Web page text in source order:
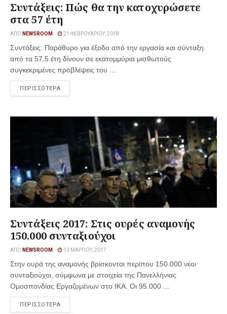
Συντάξεις: Πώς θα την κατοχυρώσετε
στα 57 έτη
ΑΠΌ NEWSROOM 21 ΦΕΒΡΟΥΑΡΊΟΥ, 2018
Συντάξεις: Παράθυρο για έξοδο από την εργασία και σύνταξη
από τα 57,5 έτη δίνουν σε εκατομμύρια μισθωτούς
συγκεκριμένες προβλέψεις του ...
ΠΕΡΙΣΣΟΤΕΡΑ
Συντάξεις 2017: Στις ουρές αναμονής
150.000 συνταξιούχοι
ΑΠΌ NEWSROOM 13 ΜΑΡΤΊΟΥ, 2017
Στην ουρά της αναμονής βρίσκονται περίπου 150.000 νέοι
συνταξιούχοι, σύμφωνα με στοιχεία της Πανελλήνιας
Ομοσπονδίας Εργαζομένων στο ΙΚΑ. Οι 95.000 ...
ΠΕΡΙΣΣΟΤΕΡΑ